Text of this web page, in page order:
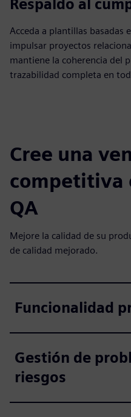
Respaldo al
Acceda a plantillas basadas
impulsar proyectos
mantiene la coherencia del
trazabilidad completa en
Cree una
competitiva
QA
Mejore la calidad de su
de calidad mejorado.
Funcionalidad
Gestión de
riesgos